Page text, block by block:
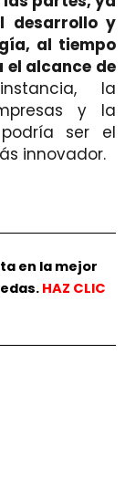
desarrollo y
al tiempo
el alcance de
la
y la
ser el
innovador.
en la mejor
HAZ CLIC